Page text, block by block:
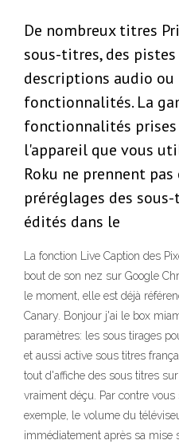
De nombreux titres
sous-titres, des
descriptions audio ou
fonctionnalités. La
fonctionnalités prises
l'appareil que vous
Roku ne prennent pas
préréglages des
édités dans le
La fonction Live Caption des
bout de son nez sur Google
le moment, elle est déjà
Canary. Bonjour j'ai le box
paramètres: les sous tirages
et aussi active sous titres
tout d'affiche des sous titres
vraiment déçu. Par contre
exemple, le volume du
immédiatement après sa mise